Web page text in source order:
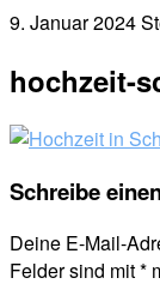
9. Januar 2024
hochzeit-
Schreibe
Deine E-Mail-
Felder sind mit*